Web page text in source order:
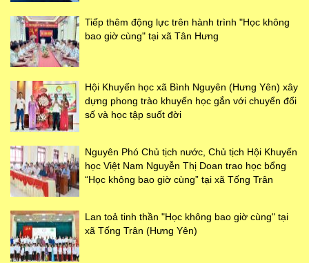
Tiếp thêm động lực trên hành trình "Học không
bao giờ cùng" tại xã Tân Hưng
Hội Khuyến học xã Bình Nguyên (Hưng Yên) xây
dựng phong trào khuyến học gắn với chuyển đổi
số và học tập suốt đời
Nguyên Phó Chủ tịch nước, Chủ tịch Hội Khuyến
học Việt Nam Nguyễn Thị Doan trao học bổng
“Học không bao giờ cùng” tại xã Tống Trân
Lan toả tinh thần "Học không bao giờ cùng" tại
xã Tống Trân (Hưng Yên)